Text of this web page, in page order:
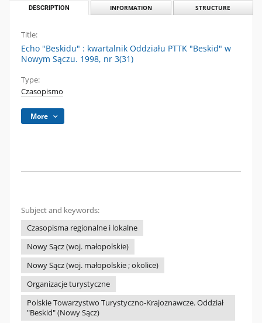
DESCRIPTION INFORMATION STRUCTURE
Title:
Echo "Beskidu" : kwartalnik Oddziału PTTK "Beskid" w
Nowym Sączu. 1998, nr 3(31)
Type:
Czasopismo
More
Subject and keywords:
Czasopisma regionalne i lokalne
Nowy Sącz (woj. małopolskie)
Nowy Sącz (woj. małopolskie ; okolice)
Organizacje turystyczne
Polskie Towarzystwo Turystyczno-Krajoznawcze. Oddział
"Beskid" (Nowy Sącz)